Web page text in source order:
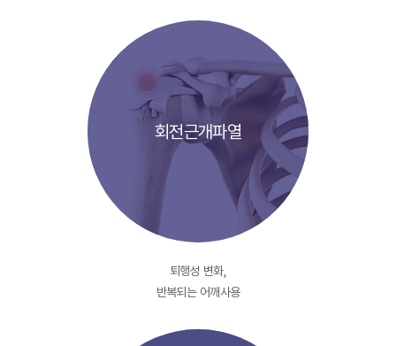
회전근개파열
퇴행성 변화,
반복되는 어깨사용